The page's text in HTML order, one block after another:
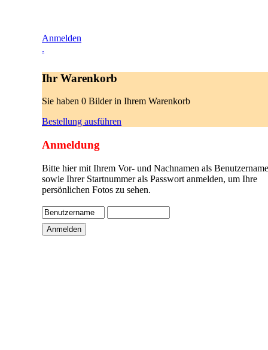
Anmelden
.
Ihr Warenkorb
Sie haben 0 Bilder in Ihrem Warenkorb
Bestellung ausführen
Anmeldung
Bitte hier mit Ihrem Vor- und Nachnamen als
sowie Ihrer Startnummer als Passwort anmelden, um Ihre
persönlichen Fotos zu sehen.